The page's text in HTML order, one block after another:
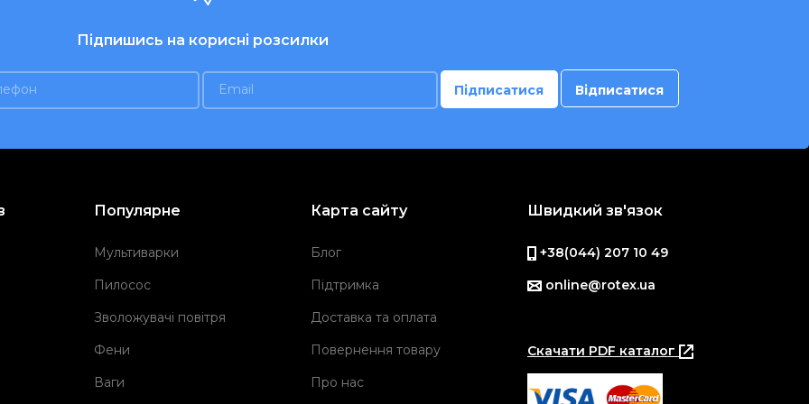
Підпишись на корисні розсилки
Популярне
Мультиварки
Пилосос
Зволожувачі повітря
Фени
Ваги
Карта сайту
Блог
Підтримка
Доставка та оплата
Повернення товару
Про нас
Швидкий зв'язок
+38(044) 207 10 49
online@rotex.ua
Скачати PDF каталог